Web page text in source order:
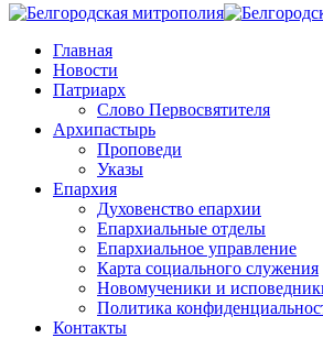
Главная
Новости
Патриарх
Слово Первосвятителя
Архипастырь
Проповеди
Указы
Епархия
Духовенство епархии
Епархиальные отделы
Епархиальное управление
Карта социального служения
Новомученики и
Политика
Контакты